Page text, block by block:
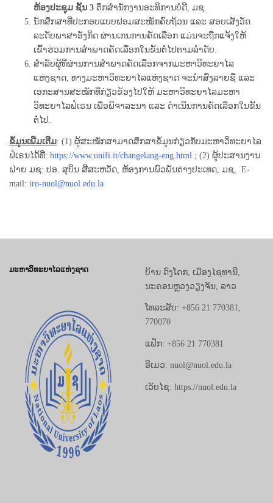
ຫ້ອງປະຊຸມ ຊັ້ນ 3 ຕຶກສໍານັກງານອະທິການບໍດີ, ມຊ.
ນັກສຶກສາທີ່ປະກອບແບບຟອມສະໝັກຄົບຖ້ວນ ແລະ ສອບເສັງວັດ
ລະດັບພາສາອັງກິດ ຜ່ານເກນການຄັດເລືອກ ແມ່ນຈະຖືກແຈ້ງໃຫ້
ເຂົ້າຮ່ວມການສໍາພາດຄັດເລືອກໃນຂັ້ນຕໍ່ໄປຕາມລໍາດັບ.
ສໍາລັບຜູ້ທີ່ຜ່ານການສໍາພາດຄັດເລືອກຈາກມະຫາວິທະຍາໄລ
ແຫ່ງຊາດ, ທາງມະຫາວິທະຍາໄລແຫ່ງຊາດ ຈະນໍາສົ່ງລາຍຊື່ ແລະ
ເອກະສານສະໝັກທີ່ກ່ຽວຂ້ອງໄປໃຫ້ ມະຫາວິທະຍາໄລມະຫາ
ວິທະຍາໄລຟໍເຣນ ເພື່ອພິຈາລະນາ ແລະ ດໍາເນີນການຄັດເລືອກໃນຂັ້ນ
ຕໍ່ໄປ.
ຂໍ້ມູນເພີ່ມເຕີມ: (1) ຜູ້ສະໝັກສາມາດສຶກສາຂໍ້ມູນກ່ຽວກັບມະຫາວິທະຍາໄລ
ຟໍເຣນໄດ້ທີ່: https://www.unifi.it/changelang-eng.html ; (2) ຜູ້ປະສານງານ
ຝ່າຍ ມຊ: ປອ. ສຸບິນ ສີສະຫວັດ, ຫ້ອງການພົວພັນຕ່າງປະເທດ, ມຊ, E-
mail: iro-nuol@nuol.edu.la
ມະຫາວິທະຍາໄລແຫ່ງຊາດ
ບ້ານ ດົງໂດກ, ເມືອງໄຊທານີ,
ນະຄອນຫຼວງວຽງຈັນ, ລາວ
ໂທລະສັບ: +856 21 770381,
770070
ແຟັກ: +856 21 770381
ອີເມວ: nuol@nuol.edu.la
ເວັບໄຊ: https://nuol.edu.la